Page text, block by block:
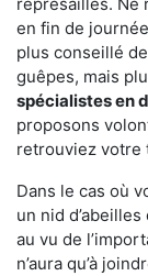
en fin de
plus conseillé
guêpes, mais
spécialistes en
proposons
retrouviez votre
Dans le cas où
un nid
au vu de
n’aura qu’à